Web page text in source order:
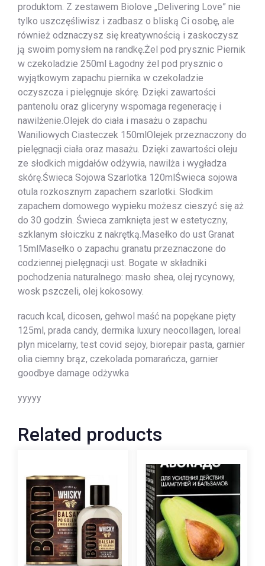
produktom. Z zestawem Biolove „Delivering Love” nie
tylko uszczęśliwisz i zadbasz o bliską Ci osobę, ale
również odznaczysz się kreatywnością i zaskoczysz
ją swoim pomysłem na randkę.Żel pod prysznic Piernik
w czekoladzie 250ml Łagodny żel pod prysznic o
wyjątkowym zapachu piernika w czekoladzie
oczyszcza i pielęgnuje skórę. Dzięki zawartości
pantenolu oraz gliceryny wspomaga regenerację i
nawilżenie.Olejek do ciała i masażu o zapachu
Waniliowych Ciasteczek 150mlOlejek przeznaczony do
pielęgnacji ciała oraz masażu. Dzięki zawartości oleju
ze słodkich migdałów odżywia, nawilża i wygładza
skórę.Świeca Sojowa Szarlotka 120mlŚwieca sojowa
otula rozkosznym zapachem szarlotki. Słodkim
zapachem domowego wypieku możesz cieszyć się aż
do 30 godzin. Świeca zamknięta jest w estetyczny,
szklanym słoiczku z nakrętką.Masełko do ust Granat
15mlMasełko o zapachu granatu przeznaczone do
codziennej pielęgnacji ust. Bogate w składniki
pochodzenia naturalnego: masło shea, olej rycynowy,
wosk pszczeli, olej kokosowy.
racuch kcal, dicosen, gehwol maść na popękane pięty
125ml, prada candy, dermika luxury neocollagen, loreal
plyn micelarny, test covid sejoy, biorepair pasta, garnier
olia ciemny brąz, czekolada pomarańcza, garnier
goodbye damage odżywka
yyyyy
Related products